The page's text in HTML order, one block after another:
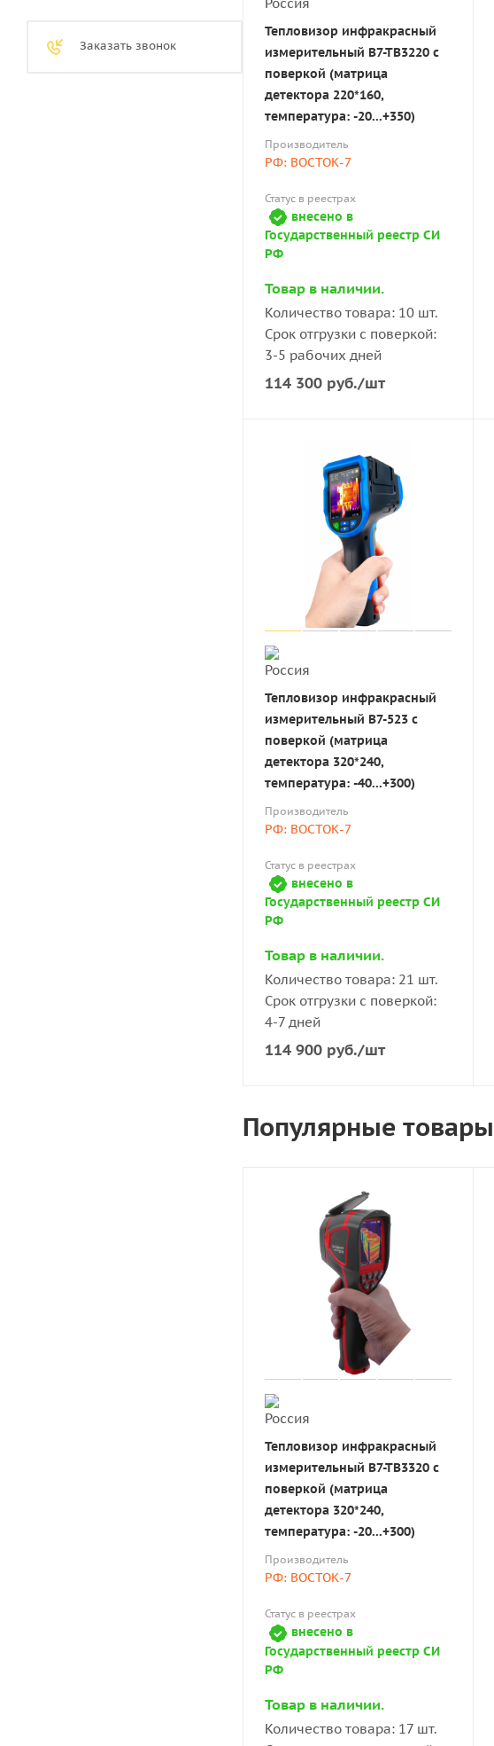
Тепловизор инфракрасный
измерительный В7-ТВ3220 с
поверкой (матрица
детектора 220*160,
температура: -20...+350)
Производитель
РФ: ВОСТОК-7
Статус в реестрах
внесено в
Государственный реестр СИ
РФ
Товар в наличии.
Количество товара: 10 шт.
Срок отгрузки с поверкой:
3-5 рабочих дней
114 300 руб./шт
Тепловизор инфракрасный
измерительный В7-523 с
поверкой (матрица
детектора 320*240,
температура: -40...+300)
Производитель
РФ: ВОСТОК-7
Статус в реестрах
внесено в
Государственный реестр СИ
РФ
Товар в наличии.
Количество товара: 21 шт.
Срок отгрузки с поверкой:
4-7 дней
114 900 руб./шт
Популярные товары
Тепловизор инфракрасный
измерительный В7-ТВ3320 с
поверкой (матрица
детектора 320*240,
температура: -20...+300)
Производитель
РФ: ВОСТОК-7
Статус в реестрах
внесено в
Государственный реестр СИ
РФ
Товар в наличии.
Количество товара: 17 шт.
Заказать звонок